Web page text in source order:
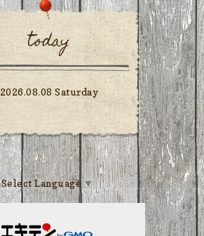
today
2026.08.08 Saturday
Select Language ▼